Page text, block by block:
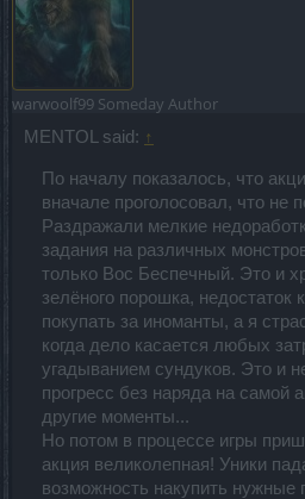
warwoolf99 Someday Author
MENTOL said: ↑
По началу показалось, что
вначале проголосовал, что не
Раздражали мелкие
задания на различных
только Вос Беспечный. Это и
зелёного порошка, недостаток
покупать за иноманты, а я
когда дело касается любых
угадыванием сундуков. Это и
прогресс без наряда на самой
другие моменты...
Но потом в процессе игры
акция великолепная! Уники
возможность накупить нужные